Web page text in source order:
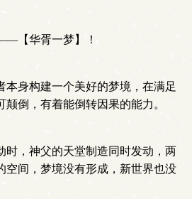
【华胥一梦】！
身构建一个美好的梦境，在满足
倒，有着能倒转因果的能力。
，神父的天堂制造同时发动，两
空间，梦境没有形成，新世界也没